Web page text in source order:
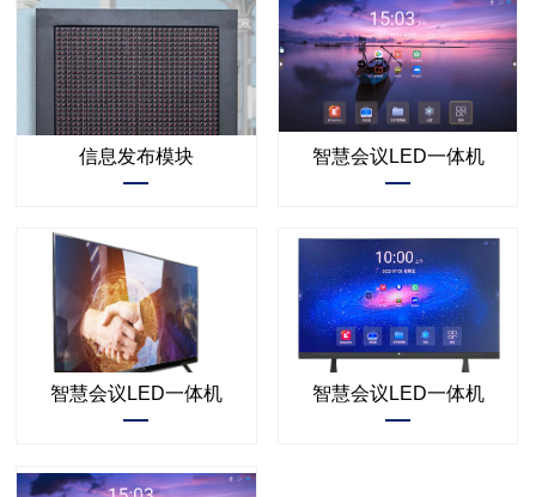
信息发布模块 智慧会议LED一体机
智慧会议LED一体机 智慧会议LED一体机